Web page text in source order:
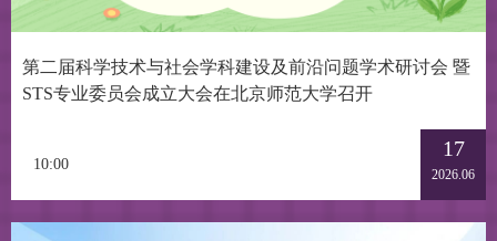
第二届科学技术与社会学科建设及前沿问题学术研讨会 暨
STS专业委员会成立大会在北京师范大学召开
10:00
17
2026.06